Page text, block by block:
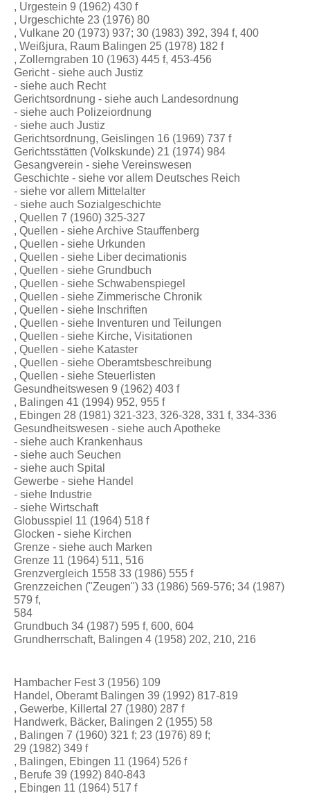
, Urgestein 9 (1962) 430 f
, Urgeschichte 23 (1976) 80
, Vulkane 20 (1973) 937; 30 (1983) 392, 394 f, 400
, Weißjura, Raum Balingen 25 (1978) 182 f
, Zollerngraben 10 (1963) 445 f, 453-456
Gericht - siehe auch Justiz
- siehe auch Recht
Gerichtsordnung - siehe auch Landesordnung
- siehe auch Polizeiordnung
- siehe auch Justiz
Gerichtsordnung, Geislingen 16 (1969) 737 f
Gerichtsstätten (Volkskunde) 21 (1974) 984
Gesangverein - siehe Vereinswesen
Geschichte - siehe vor allem Deutsches Reich
- siehe vor allem Mittelalter
- siehe auch Sozialgeschichte
, Quellen 7 (1960) 325-327
, Quellen - siehe Archive Stauffenberg
, Quellen - siehe Urkunden
, Quellen - siehe Liber decimationis
, Quellen - siehe Grundbuch
, Quellen - siehe Schwabenspiegel
, Quellen - siehe Zimmerische Chronik
, Quellen - siehe Inschriften
, Quellen - siehe Inventuren und Teilungen
, Quellen - siehe Kirche, Visitationen
, Quellen - siehe Kataster
, Quellen - siehe Oberamtsbeschreibung
, Quellen - siehe Steuerlisten
Gesundheitswesen 9 (1962) 403 f
, Balingen 41 (1994) 952, 955 f
, Ebingen 28 (1981) 321-323, 326-328, 331 f, 334-336
Gesundheitswesen - siehe auch Apotheke
- siehe auch Krankenhaus
- siehe auch Seuchen
- siehe auch Spital
Gewerbe - siehe Handel
- siehe Industrie
- siehe Wirtschaft
Globusspiel 11 (1964) 518 f
Glocken - siehe Kirchen
Grenze - siehe auch Marken
Grenze 11 (1964) 511, 516
Grenzvergleich 1558 33 (1986) 555 f
Grenzzeichen ("Zeugen") 33 (1986) 569-576; 34 (1987)
579 f,
584
Grundbuch 34 (1987) 595 f, 600, 604
Grundherrschaft, Balingen 4 (1958) 202, 210, 216
Hambacher Fest 3 (1956) 109
Handel, Oberamt Balingen 39 (1992) 817-819
, Gewerbe, Killertal 27 (1980) 287 f
Handwerk, Bäcker, Balingen 2 (1955) 58
, Balingen 7 (1960) 321 f; 23 (1976) 89 f;
29 (1982) 349 f
, Balingen, Ebingen 11 (1964) 526 f
, Berufe 39 (1992) 840-843
, Ebingen 11 (1964) 517 f